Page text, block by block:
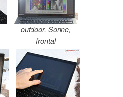
outdoor, Sonne,
frontal